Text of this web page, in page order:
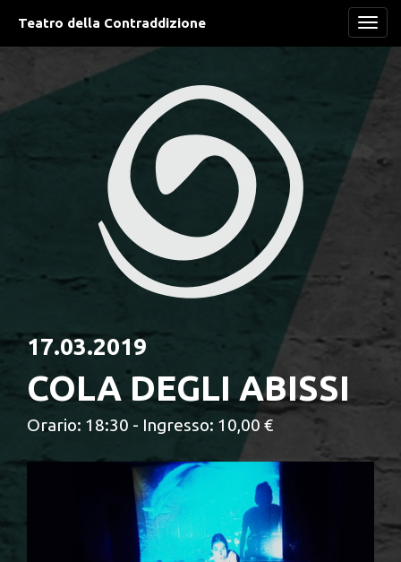
Teatro della Contraddizione
17.03.2019
COLA DEGLI ABISSI
Orario: 18:30 - Ingresso: 10,00 €